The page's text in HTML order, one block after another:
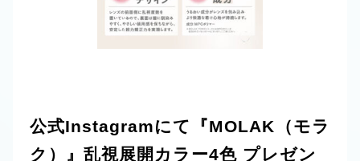
公式Instagramにて『MOLAK（モラ
ク）』乱視展開カラー4色 プレゼン